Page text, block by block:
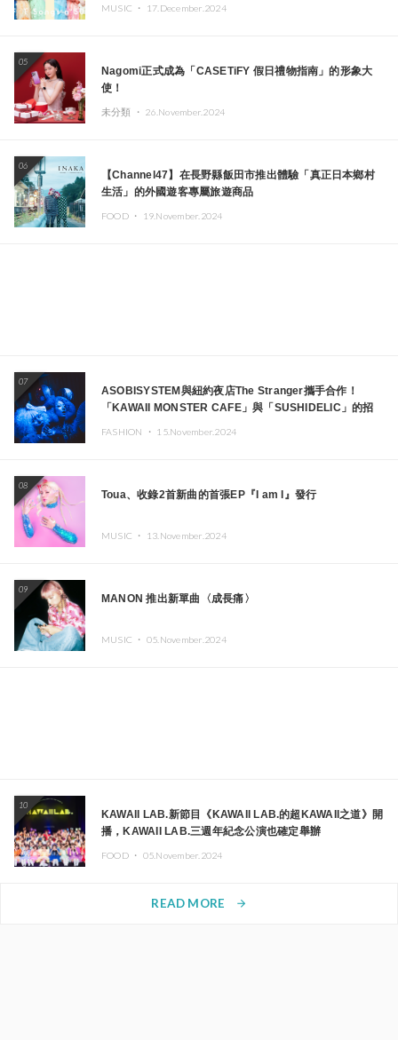
MUSIC ・ 17.December.2024
05
Nagomi正式成為「CASETiFY 假日禮物指南」的形象大
使！
未分類 ・ 26.November.2024
06
【Channel47】在長野縣飯田市推出體驗「真正日本鄉村
生活」的外國遊客專屬旅遊商品
FOOD ・ 19.November.2024
07
ASOBISYSTEM與紐約夜店The Stranger攜手合作！
「KAWAII MONSTER CAFE」與「SUSHIDELIC」的招
FASHION ・ 15.November.2024
08
Toua、收錄2首新曲的首張EP『I am I』發行
MUSIC ・ 13.November.2024
09
MANON 推出新單曲〈成長痛〉
MUSIC ・ 05.November.2024
10
KAWAII LAB.新節目《KAWAII LAB.的超KAWAII之道》開
播，KAWAII LAB.三週年紀念公演也確定舉辦
FOOD ・ 05.November.2024
READ MORE arrow_forward